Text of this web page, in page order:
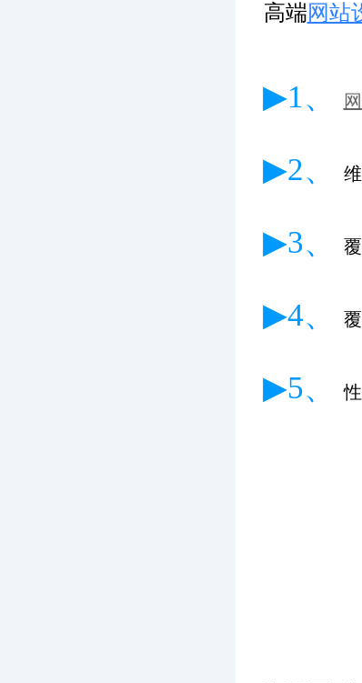
高端网站
▶1、
▶2、
▶3、
▶4、
▶5、